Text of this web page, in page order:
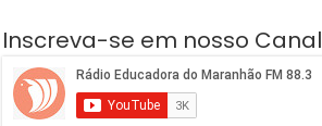
Inscreva-se em nosso Canal